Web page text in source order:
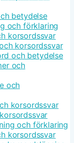
betydelse
och förklaring
korsordssvar
korsordssvar
och betydelse
och
och
korsordssvar
och förklaring
korsordssvar